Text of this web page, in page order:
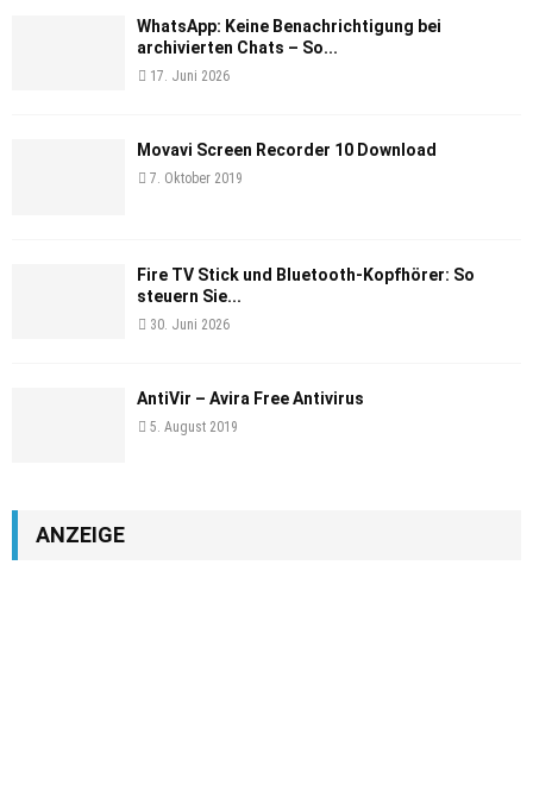
WhatsApp: Keine Benachrichtigung bei
archivierten Chats – So...
17. Juni 2026
Movavi Screen Recorder 10 Download
7. Oktober 2019
Fire TV Stick und Bluetooth-Kopfhörer: So
steuern Sie...
30. Juni 2026
AntiVir – Avira Free Antivirus
5. August 2019
ANZEIGE